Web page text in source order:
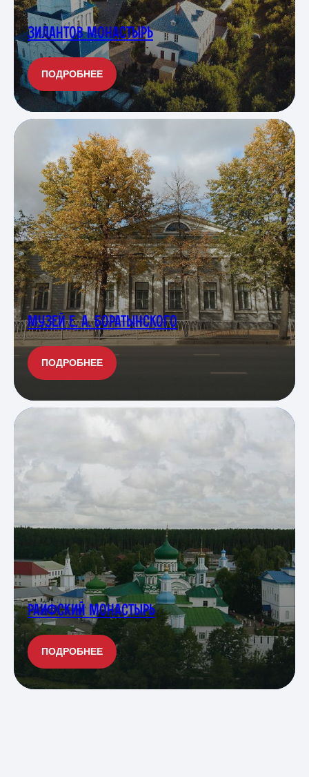
ЗИЛАНТОВ МОНАСТЫРЬ
ПОДРОБНЕЕ
МУЗЕЙ Е. А. БОРАТЫНСКОГО
ПОДРОБНЕЕ
РАИФСКИЙ МОНАСТЫРЬ
ПОДРОБНЕЕ